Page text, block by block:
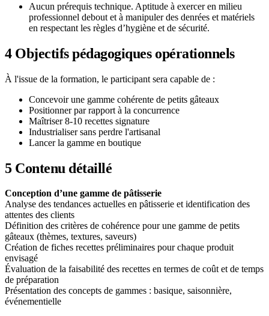
Aucun prérequis technique. Aptitude à exercer en milieu
professionnel debout et à manipuler des denrées et matériels
en respectant les règles d’hygiène et de sécurité.
4Objectifs pédagogiques opérationnels
À l'issue de la formation, le participant sera capable de :
Concevoir une gamme cohérente de petits gâteaux
Positionner par rapport à la concurrence
Maîtriser 8-10 recettes signature
Industrialiser sans perdre l'artisanal
Lancer la gamme en boutique
5Contenu détaillé
Conception d’une gamme de pâtisserie
Analyse des tendances actuelles en pâtisserie et identification des
attentes des clients
Définition des critères de cohérence pour une gamme de petits
gâteaux (thèmes, textures, saveurs)
Création de fiches recettes préliminaires pour chaque produit
envisagé
Évaluation de la faisabilité des recettes en termes de coût et de temps
de préparation
Présentation des concepts de gammes : basique, saisonnière,
événementielle